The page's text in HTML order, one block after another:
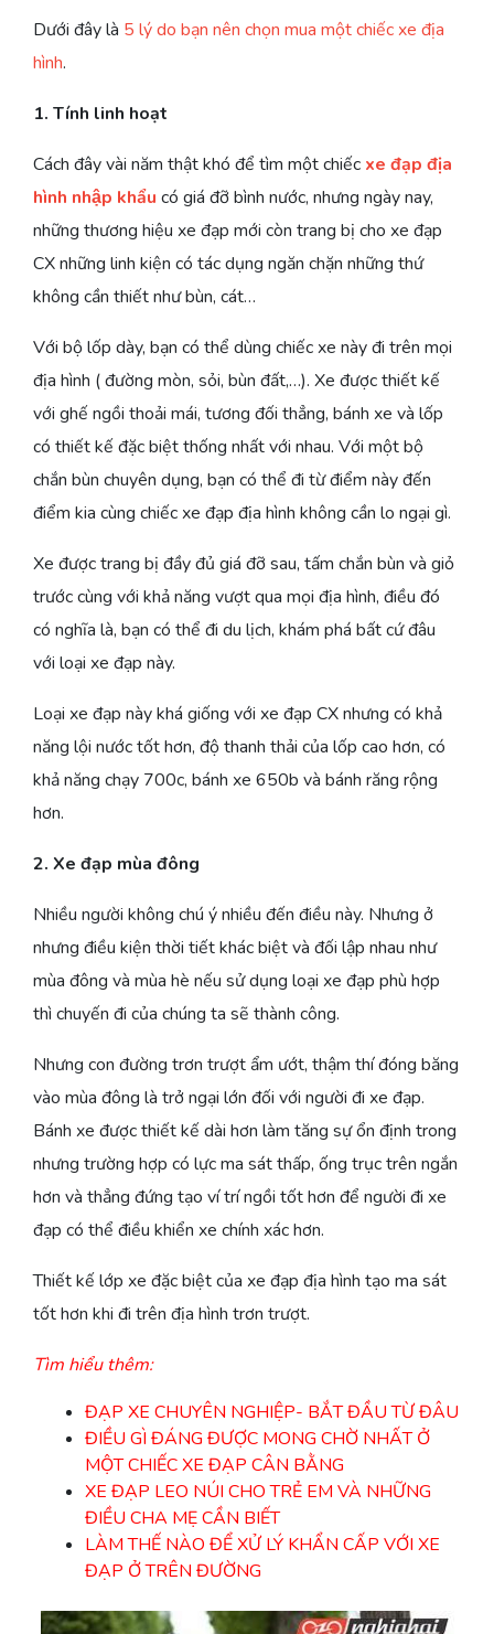
Dưới đây là 5 lý do bạn nên chọn mua một chiếc xe địa
hình.
1. Tính linh hoạt
Cách đây vài năm thật khó để tìm một chiếc xe đạp địa
hình nhập khẩu có giá đỡ bình nước, nhưng ngày nay,
những thương hiệu xe đạp mới còn trang bị cho xe đạp
CX những linh kiện có tác dụng ngăn chặn những thứ
không cần thiết như bùn, cát…
Với bộ lốp dày, bạn có thể dùng chiếc xe này đi trên mọi
địa hình ( đường mòn, sỏi, bùn đất,…). Xe được thiết kế
với ghế ngồi thoải mái, tương đối thẳng, bánh xe và lốp
có thiết kế đặc biệt thống nhất với nhau. Với một bộ
chắn bùn chuyên dụng, bạn có thể đi từ điểm này đến
điểm kia cùng chiếc xe đạp địa hình không cần lo ngại gì.
Xe được trang bị đầy đủ giá đỡ sau, tấm chắn bùn và giỏ
trước cùng với khả năng vượt qua mọi địa hình, điều đó
có nghĩa là, bạn có thể đi du lịch, khám phá bất cứ đâu
với loại xe đạp này.
Loại xe đạp này khá giống với xe đạp CX nhưng có khả
năng lội nước tốt hơn, độ thanh thải của lốp cao hơn, có
khả năng chạy 700c, bánh xe 650b và bánh răng rộng
hơn.
2. Xe đạp mùa đông
Nhiều người không chú ý nhiều đến điều này. Nhưng ở
nhưng điều kiện thời tiết khác biệt và đối lập nhau như
mùa đông và mùa hè nếu sử dụng loại xe đạp phù hợp
thì chuyến đi của chúng ta sẽ thành công.
Nhưng con đường trơn trượt ẩm ướt, thậm thí đóng băng
vào mùa đông là trở ngại lớn đối với người đi xe đạp.
Bánh xe được thiết kế dài hơn làm tăng sự ổn định trong
nhưng trường hợp có lực ma sát thấp, ống trục trên ngắn
hơn và thẳng đứng tạo ví trí ngồi tốt hơn để người đi xe
đạp có thể điều khiển xe chính xác hơn.
Thiết kế lớp xe đặc biệt của xe đạp địa hình tạo ma sát
tốt hơn khi đi trên địa hình trơn trượt.
Tìm hiểu thêm:
ĐẠP XE CHUYÊN NGHIỆP- BẮT ĐẦU TỪ ĐÂU
ĐIỀU GÌ ĐÁNG ĐƯỢC MONG CHỜ NHẤT Ở
MỘT CHIẾC XE ĐẠP CÂN BẰNG
XE ĐẠP LEO NÚI CHO TRẺ EM VÀ NHỮNG
ĐIỀU CHA MẸ CẦN BIẾT
LÀM THẾ NÀO ĐỂ XỬ LÝ KHẨN CẤP VỚI XE
ĐẠP Ở TRÊN ĐƯỜNG